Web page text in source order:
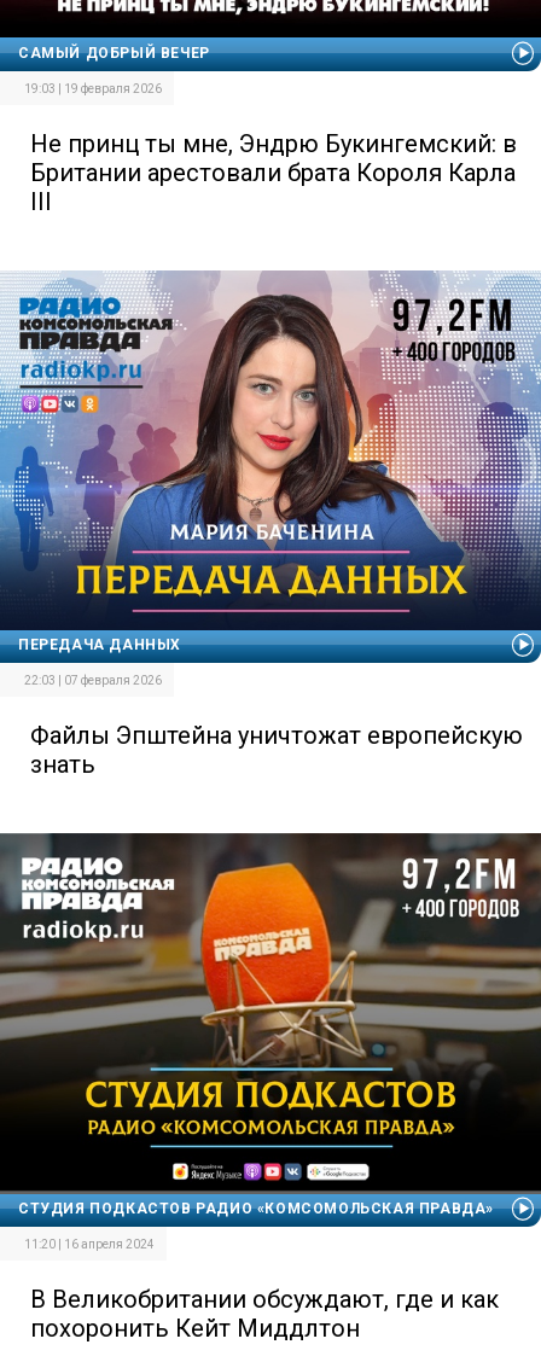
САМЫЙ ДОБРЫЙ ВЕЧЕР
19:03 | 19 февраля 2026
Не принц ты мне, Эндрю Букингемский: в
Британии арестовали брата Короля Карла
III
ПЕРЕДАЧА ДАННЫХ
22:03 | 07 февраля 2026
Файлы Эпштейна уничтожат европейскую
знать
СТУДИЯ ПОДКАСТОВ РАДИО «КОМСОМОЛЬСКАЯ ПРАВДА»
11:20 | 16 апреля 2024
В Великобритании обсуждают, где и как
похоронить Кейт Миддлтон